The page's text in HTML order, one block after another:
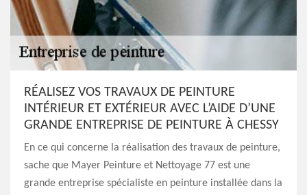
RÉALISEZ VOS TRAVAUX DE PEINTURE
INTÉRIEUR ET EXTÉRIEUR AVEC L’AIDE D’UNE
GRANDE ENTREPRISE DE PEINTURE À CHESSY
En ce qui concerne la réalisation des travaux de peinture,
sache que Mayer Peinture et Nettoyage 77 est une
grande entreprise spécialiste en peinture installée dans la